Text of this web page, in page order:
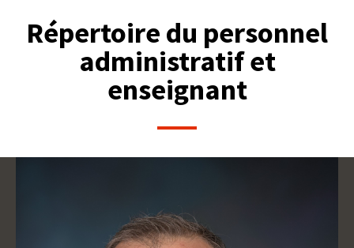
Répertoire du personnel
administratif et
enseignant